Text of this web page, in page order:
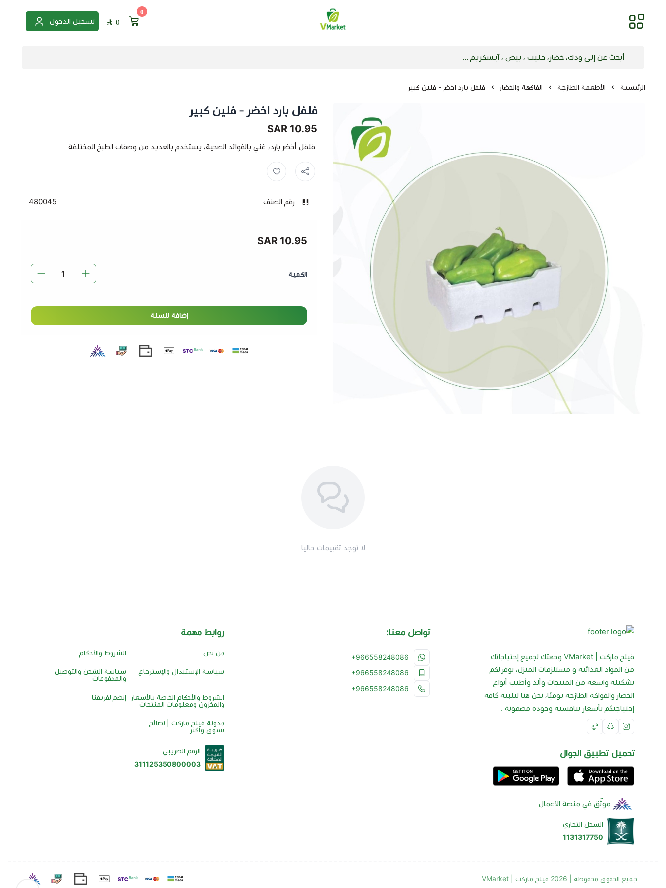
فيلج ماركت | VMarket
0
0 تسجيل الدخول
الرئيسية الأطعمة الطازجة الفاكهة والخضار فلفل بارد اخضر - فلين كبير
فلفل بارد اخضر - فلين كبير
10.95 SAR
فلفل أخضر بارد، غني بالفوائد الصحية، يستخدم بالعديد من وصفات الطبخ المختلفة
فلفل فلين , فلفل أخضر ,
رقم الصنف 480045
الكمية
10.95 SAR
إضافة للسلة
لا توجد تقييمات حاليا
فيلج ماركت | VMarket وجهتك لجميع إحتياجاتك
من المواد الغذائية و مستلزمات المنزل، نوفر لكم
تشكيلة واسعة من المنتجات وألذ وأطيب أنواع
الخضار والفواكه الطازجة يوميًا، نحن هنا لتلبية كافة
إحتياجتكم بأسعار تنافسية وجودة مضمونة .
تحميل تطبيق الجوال
موثّق في منصة الأعمال
السجل التجاري
1131317750
تواصل معنا:
+966558248086
+966558248086
+966558248086
روابط مهمة
من نحن الشروط والأحكام
سياسة الإستبدال والإسترجاع
سياسة الشحن والتوصيل
والمدفوعات
الشروط والأحكام الخاصة بالأسعار
والمخزون ومعلومات المنتجات
إنضم لفريقنا
مدونة فيلج ماركت | نصائح
تسوق وأكثر
الرقم الضريبي
311125350800003
جميع الحقوق محفوظة | 2026 فيلج ماركت | VMarket